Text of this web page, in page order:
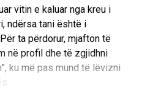
vitin e kaluar nga kreu i
ndërsa tani është i
ta përdorur, mjafton të
në profil dhe të zgjidhni
ku më pas mund të lëvizni